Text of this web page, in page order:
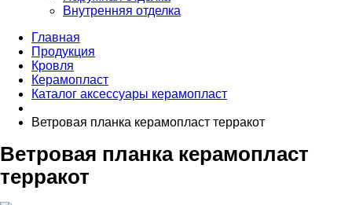
Внутренняя отделка
Главная
Продукция
Кровля
Керамопласт
Каталог аксессуары керамопласт
Ветровая планка керамопласт терракот
Ветровая планка керамопласт
терракот